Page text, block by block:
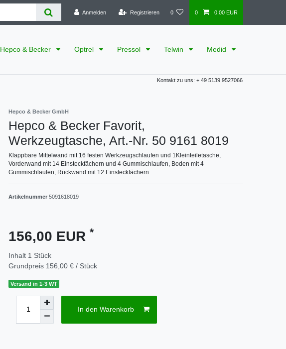
Anmelden Registrieren 0 0 0,00 EUR
Hepco & Becker Optrel Pressol Telwin Medid
Kontakt zu uns: + 49 5139 9527066
Hepco & Becker GmbH
Hepco & Becker Favorit,
Werkzeugtasche, Art.-Nr. 50 9161 8019
Klappbare Mittelwand mit 16 festen Werkzeugschlaufen und 1Kleinteiletasche,
Vorderwand mit 14 Einsteckfächern und 4 Gummischlaufen, Boden mit 4
Gummischlaufen, Rückwand mit 12 Einsteckfächern
Artikelnummer 5091618019
156,00 EUR *
Inhalt 1 Stück
Grundpreis 156,00 € / Stück
Versand in 1-3 WT
In den Warenkorb